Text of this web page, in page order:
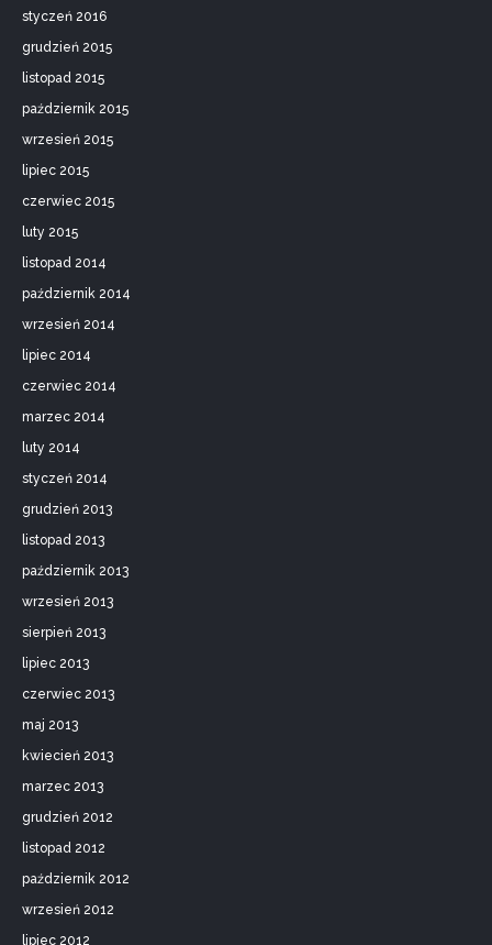
styczeń 2016
grudzień 2015
listopad 2015
październik 2015
wrzesień 2015
lipiec 2015
czerwiec 2015
luty 2015
listopad 2014
październik 2014
wrzesień 2014
lipiec 2014
czerwiec 2014
marzec 2014
luty 2014
styczeń 2014
grudzień 2013
listopad 2013
październik 2013
wrzesień 2013
sierpień 2013
lipiec 2013
czerwiec 2013
maj 2013
kwiecień 2013
marzec 2013
grudzień 2012
listopad 2012
październik 2012
wrzesień 2012
lipiec 2012